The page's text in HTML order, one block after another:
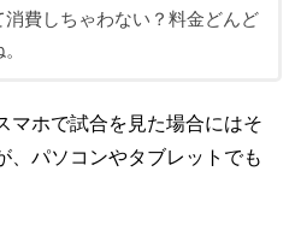
消費しちゃわない？料金どんど
マホで試合を見た場合にはそ
、パソコンやタブレットでも